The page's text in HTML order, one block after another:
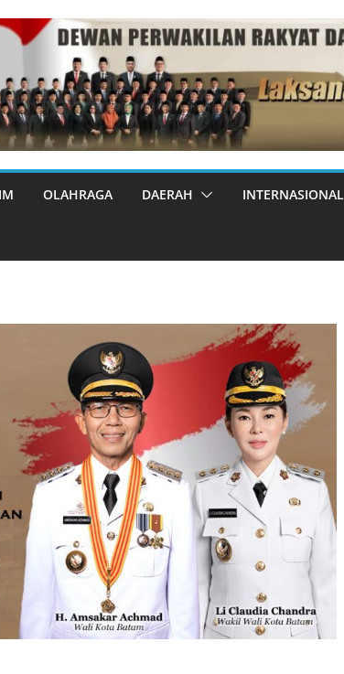
OLAHRAGA DAERAH INTERNASIONAL